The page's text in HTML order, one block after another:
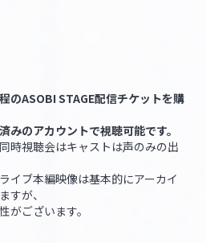
のASOBI STAGE配信チケットを購
みのアカウントで視聴可能です。
時視聴会はキャストは声のみの出
イブ本編映像は基本的にアーカイ
すが、
がございます。